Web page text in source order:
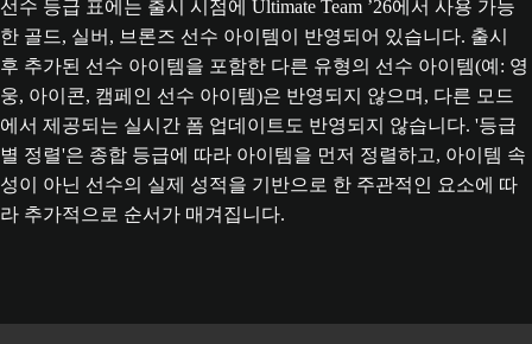
선수 등급 표에는 출시 시점에 Ultimate Team ’26에서 사용 가능
한 골드, 실버, 브론즈 선수 아이템이 반영되어 있습니다. 출시
후 추가된 선수 아이템을 포함한 다른 유형의 선수 아이템(예: 영
웅, 아이콘, 캠페인 선수 아이템)은 반영되지 않으며, 다른 모드
에서 제공되는 실시간 폼 업데이트도 반영되지 않습니다. '등급
별 정렬'은 종합 등급에 따라 아이템을 먼저 정렬하고, 아이템 속
성이 아닌 선수의 실제 성적을 기반으로 한 주관적인 요소에 따
라 추가적으로 순서가 매겨집니다.